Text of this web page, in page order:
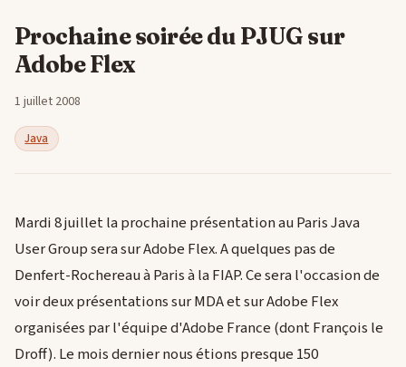
Prochaine soirée du PJUG sur
Adobe Flex
1 juillet 2008
Java
Mardi 8 juillet la prochaine présentation au Paris Java
User Group sera sur Adobe Flex. A quelques pas de
Denfert-Rochereau à Paris à la FIAP. Ce sera l'occasion de
voir deux présentations sur MDA et sur Adobe Flex
organisées par l'équipe d'Adobe France (dont François le
Droff). Le mois dernier nous étions presque 150